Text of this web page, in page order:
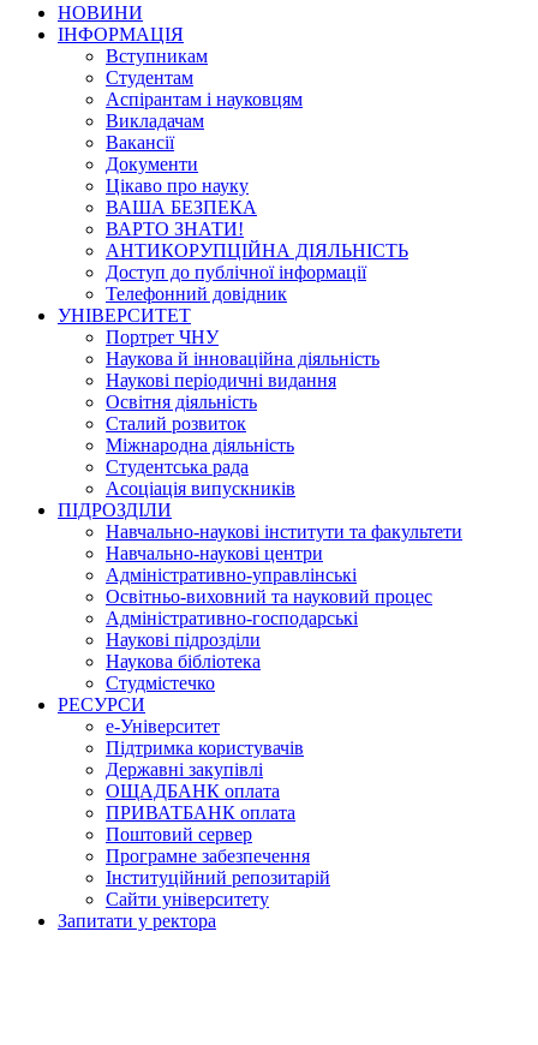
НОВИНИ
ІНФОРМАЦІЯ
Вступникам
Студентам
Аспірантам і науковцям
Викладачам
Вакансії
Документи
Цікаво про науку
ВАША БЕЗПЕКА
ВАРТО ЗНАТИ!
АНТИКОРУПЦІЙНА ДІЯЛЬНІСТЬ
Доступ до публічної інформації
Телефонний довідник
УНІВЕРСИТЕТ
Портрет ЧНУ
Наукова й інноваційна діяльність
Наукові періодичні видання
Освітня діяльність
Сталий розвиток
Міжнародна діяльність
Студентська рада
Асоціація випускників
ПІДРОЗДІЛИ
Навчально-наукові інститути та факультети
Навчально-наукові центри
Адміністративно-управлінські
Освітньо-виховний та науковий процес
Адміністративно-господарські
Наукові підрозділи
Наукова бібліотека
Студмістечко
РЕСУРСИ
е-Університет
Підтримка користувачів
Державні закупівлі
ОЩАДБАНК оплата
ПРИВАТБАНК оплата
Поштовий сервер
Програмне забезпечення
Інституційний репозитарій
Сайти університету
Запитати у ректора